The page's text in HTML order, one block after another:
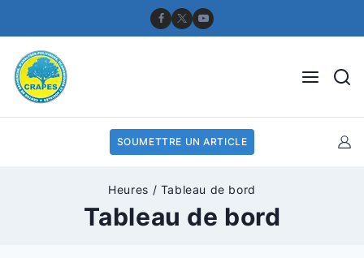
SOUMETTRE UN ARTICLE
Heures / Tableau de bord
Tableau de bord